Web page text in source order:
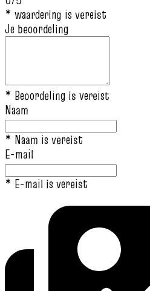
* waardering is vereist
Je beoordeling
* Beoordeling is vereist
Naam
* Naam is vereist
E-mail
* E-mail is vereist